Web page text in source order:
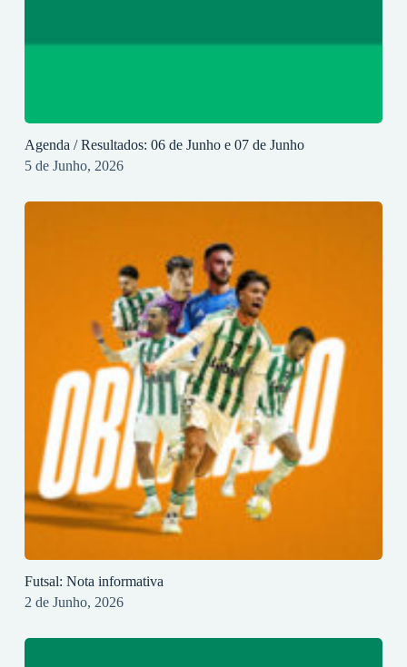
Agenda / Resultados: 06 de Junho e 07 de Junho
5 de Junho, 2026
Futsal: Nota informativa
2 de Junho, 2026